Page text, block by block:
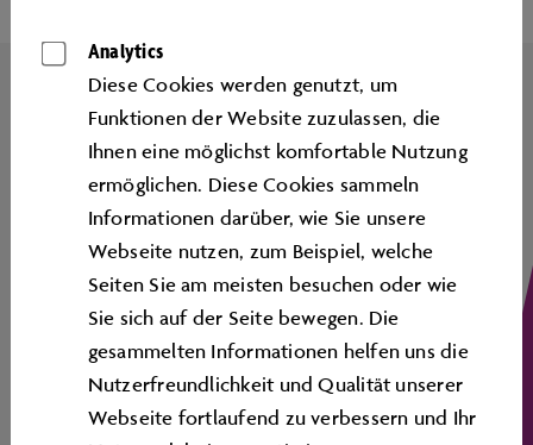
IMPRESSUM
ÜBERSICHTSPLAN
CORPORATE INFORMATION
RECHTLICHES
Analytics
Diese Cookies werden genutzt, um
Funktionen der Website zuzulassen, die
Ihnen eine möglichst komfortable Nutzung
ermöglichen. Diese Cookies sammeln
Informationen darüber, wie Sie unsere
Webseite nutzen, zum Beispiel, welche
Seiten Sie am meisten besuchen oder wie
Sie sich auf der Seite bewegen. Die
gesammelten Informationen helfen uns die
Nutzerfreundlichkeit und Qualität unserer
Webseite fortlaufend zu verbessern und Ihr